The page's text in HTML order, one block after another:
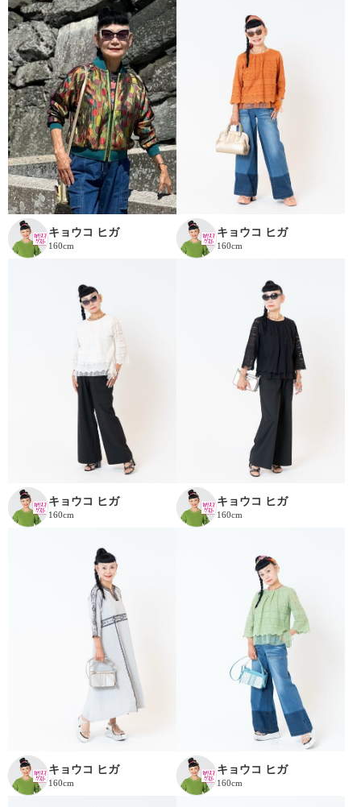
キョウコ ヒガ
160cm
キョウコ ヒガ
160cm
キョウコ ヒガ
160cm
キョウコ ヒガ
160cm
キョウコ ヒガ
160cm
キョウコ ヒガ
160cm